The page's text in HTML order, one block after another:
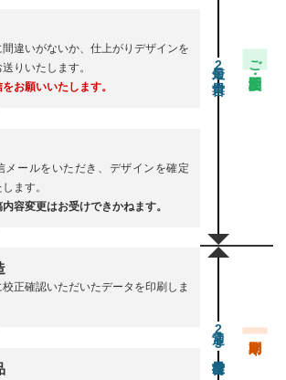
違いがないか、仕上がりデザインを
りいたします。
お願いいたします。
メールをいただき、デザインを確定
ます。
容変更はお受けできかねます。
2 ご注文・校正期間
正確認いただいたデータを印刷しま
通常23営業日後出荷